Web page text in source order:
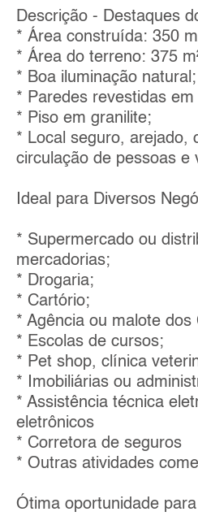
Descrição - Destaques
* Área construída: 350
* Área do terreno: 375
* Boa iluminação natural;
* Paredes revestidas em
* Piso em granilite;
* Local seguro, arejado,
circulação de pessoas e
Ideal para Diversos
* Supermercado ou
mercadorias;
* Drogaria;
* Cartório;
* Agência ou malote dos
* Escolas de cursos;
* Pet shop, clínica
* Imobiliárias ou
* Assistência técnica
eletrônicos
* Corretora de seguros
* Outras atividades
Ótima oportunidade